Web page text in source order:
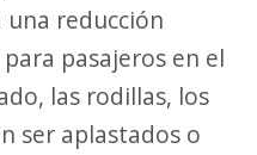
reducción
pasajeros en el
las rodillas, los
ser aplastados o